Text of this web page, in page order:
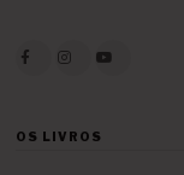
OS LIVROS